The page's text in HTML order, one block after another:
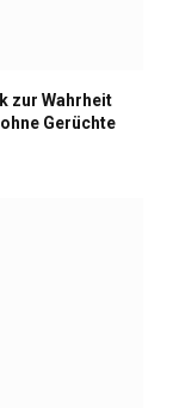
zur Wahrheit
Gerüchte